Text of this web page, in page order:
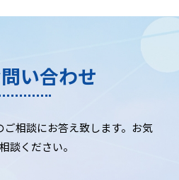
い合わせ
相談にお答え致します。お気
談ください。